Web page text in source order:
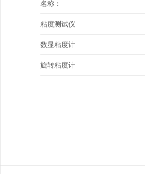
名称：
粘度测试仪
数显粘度计
旋转粘度计